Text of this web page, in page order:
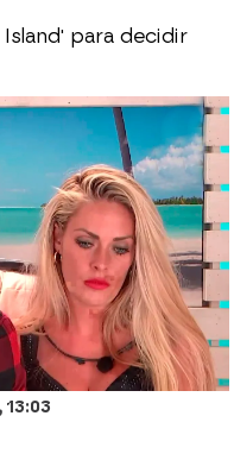
para decidir
de Love